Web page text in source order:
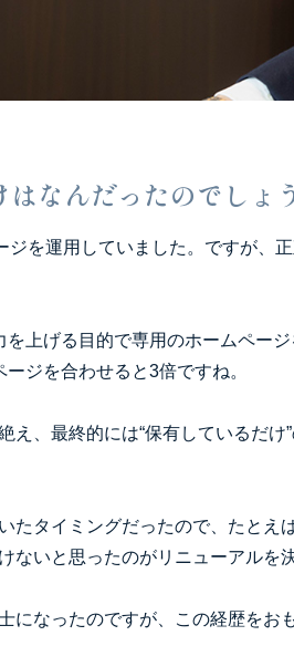
なんだったのでしょ
を運用していました。ですが、
上げる目的で専用のホームページ
ジを合わせると3倍ですね。
、最終的には“保有しているだけ
たタイミングだったので、たとえ
いと思ったのがリニューアルを
なったのですが、この経歴をお